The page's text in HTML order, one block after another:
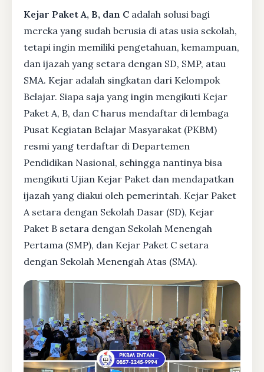
Kejar Paket A, B, dan C adalah solusi bagi
mereka yang sudah berusia di atas usia sekolah,
tetapi ingin memiliki pengetahuan, kemampuan,
dan ijazah yang setara dengan SD, SMP, atau
SMA. Kejar adalah singkatan dari Kelompok
Belajar. Siapa saja yang ingin mengikuti Kejar
Paket A, B, dan C harus mendaftar di lembaga
Pusat Kegiatan Belajar Masyarakat (PKBM)
resmi yang terdaftar di Departemen
Pendidikan Nasional, sehingga nantinya bisa
mengikuti Ujian Kejar Paket dan mendapatkan
ijazah yang diakui oleh pemerintah. Kejar Paket
A setara dengan Sekolah Dasar (SD), Kejar
Paket B setara dengan Sekolah Menengah
Pertama (SMP), dan Kejar Paket C setara
dengan Sekolah Menengah Atas (SMA).